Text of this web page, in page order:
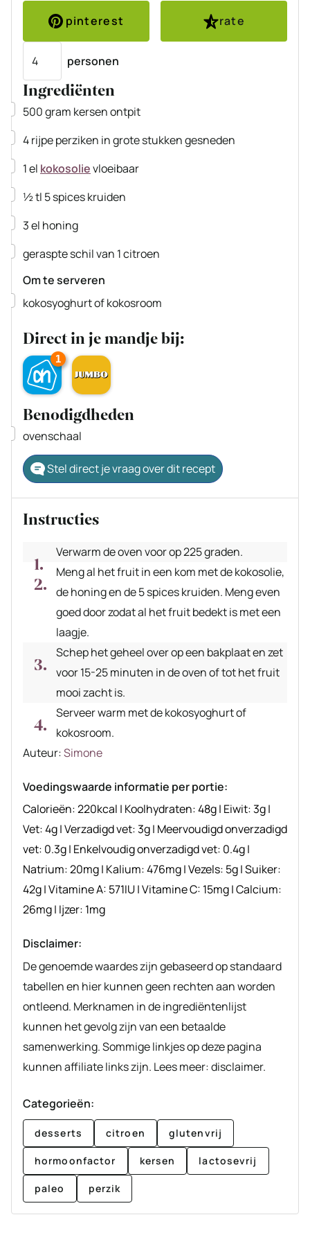
pinterest
rate
personen
Ingrediënten
▢
500gram kersenontpit
▢
4rijpe perziken in grote stukken gesneden
▢
1el kokosolievloeibaar
▢
½tl 5 spices kruiden
▢
3el honing
▢
geraspte schil van 1 citroen
Om te serveren
▢
kokosyoghurt of kokosroom
Direct in je mandje bij:
1
Benodigdheden
▢
ovenschaal
Stel direct je vraag over dit recept
Instructies
Verwarm de oven voor op 225 graden.
Meng al het fruit in een kom met de kokosolie,
de honing en de 5 spices kruiden. Meng even
goed door zodat al het fruit bedekt is met een
laagje.
Schep het geheel over op een bakplaat en zet
voor 15-25 minuten in de oven of tot het fruit
mooi zacht is.
Serveer warm met de kokosyoghurt of
kokosroom.
Auteur
Auteur:Simone
Voedingswaarde informatie per portie:
Calorieën:220kcal | Koolhydraten:48g| Eiwit:3g|
Vet:4g|Verzadigd vet:3g| Meervoudigd onverzadigd
vet: 0.3g| Enkelvoudig onverzadigd vet: 0.4g|
Natrium:20mg| Kalium:476mg|Vezels: 5g|Suiker:
42g|Vitamine A: 571IU|Vitamine C: 15mg|Calcium:
26mg| Ijzer: 1mg
Disclaimer:
De genoemde waardes zijn gebaseerd op standaard
tabellen en hier kunnen geen rechten aan worden
ontleend. Merknamen in de ingrediëntenlijst
kunnen het gevolg zijn van een betaalde
samenwerking. Sommige linkjes op deze pagina
kunnen affiliate links zijn. Lees meer: disclaimer.
Categorieën:
desserts citroen glutenvrij
hormoonfactor kersen lactosevrij
paleo perzik